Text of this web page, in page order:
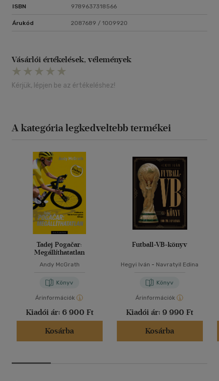
ISBN 9789637318566
Árukód 2087689 / 1009920
Vásárlói értékelések, vélemények
Kérjük, lépjen be az értékeléshez!
A kategória legkedveltebb termékei
Tadej Pogačar:
Megállíthatatlan
Andy McGrath
Könyv
Árinformációk
Kiadói ár: 6 900 Ft
Kosárba
Futball-VB-könyv
Hegyi Iván - Navratyil Edina
Könyv
Árinformációk
Kiadói ár: 9 990 Ft
Kosárba